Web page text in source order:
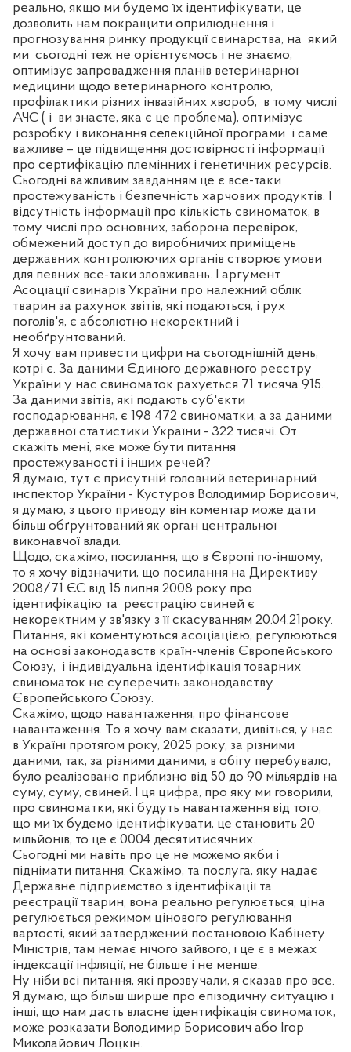
реально, якщо ми будемо їх ідентифікувати, це
дозволить нам покращити оприлюднення і
прогнозування ринку продукції свинарства, на який
ми сьогодні теж не орієнтуємось і не знаємо,
оптимізує запровадження планів ветеринарної
медицини щодо ветеринарного контролю,
профілактики різних інвазійних хвороб, в тому числі
АЧС ( і ви знаєте, яка є це проблема), оптимізує
розробку і виконання селекційної програми і саме
важливе – це підвищення достовірності інформації
про сертифікацію племінних і генетичних ресурсів.
Сьогодні важливим завданням це є все-таки
простежуваність і безпечність харчових продуктів. І
відсутність інформації про кількість свиноматок, в
тому числі про основних, заборона перевірок,
обмежений доступ до виробничих приміщень
державних контролюючих органів створює умови
для певних все-таки зловживань. І аргумент
Асоціації свинарів України про належний облік
тварин за рахунок звітів, які подаються, і рух
поголів'я, є абсолютно некоректний і
необґрунтований.
Я хочу вам привести цифри на сьогоднішній день,
котрі є. За даними Єдиного державного реєстру
України у нас свиноматок рахується 71 тисяча 915.
За даними звітів, які подають суб'єкти
господарювання, є 198 472 свиноматки, а за даними
державної статистики України - 322 тисячі. От
скажіть мені, яке може бути питання
простежуваності і інших речей?
Я думаю, тут є присутній головний ветеринарний
інспектор України - Кустуров Володимир Борисович,
я думаю, з цього приводу він коментар може дати
більш обґрунтований як орган центральної
виконавчої влади.
Щодо, скажімо, посилання, що в Європі по-іншому,
то я хочу відзначити, що посилання на Директиву
2008/71 ЄС від 15 липня 2008 року про
ідентифікацію та реєстрацію свиней є
некоректним у зв'язку з її скасуванням 20.04.21року.
Питання, які коментуються асоціацією, регулюються
на основі законодавств країн-членів Європейського
Союзу, і індивідуальна ідентифікація товарних
свиноматок не суперечить законодавству
Європейського Союзу.
Скажімо, щодо навантаження, про фінансове
навантаження. То я хочу вам сказати, дивіться, у нас
в Україні протягом року, 2025 року, за різними
даними, так, за різними даними, в обігу перебувало,
було реалізовано приблизно від 50 до 90 мільярдів на
суму, суму, свиней. І ця цифра, про яку ми говорили,
про свиноматки, які будуть навантаження від того,
що ми їх будемо ідентифікувати, це становить 20
мільйонів, то це є 0004 десятитисячних.
Сьогодні ми навіть про це не можемо якби і
піднімати питання. Скажімо, та послуга, яку надає
Державне підприємство з ідентифікації та
реєстрації тварин, вона реально регулюється, ціна
регулюється режимом цінового регулювання
вартості, який затверджений постановою Кабінету
Міністрів, там немає нічого зайвого, і це є в межах
індексації інфляції, не більше і не менше.
Ну ніби всі питання, які прозвучали, я сказав про все.
Я думаю, що більш ширше про епізодичну ситуацію і
інші, що нам дасть власне ідентифікація свиноматок,
може розказати Володимир Борисович або Ігор
Миколайович Лоцкін.